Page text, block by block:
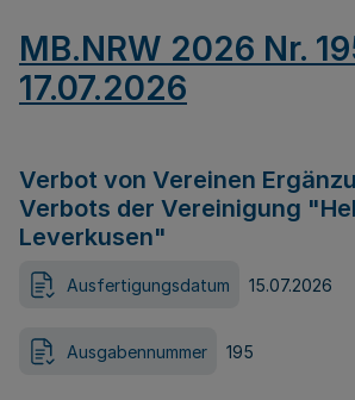
MB.NRW 2026 Nr.
17.07.2026
Verbot von Vereinen
Verbots der Vereinigung
Leverkusen"
Ausfertigungsdatum 15.07.2026
Ausgabennummer 195